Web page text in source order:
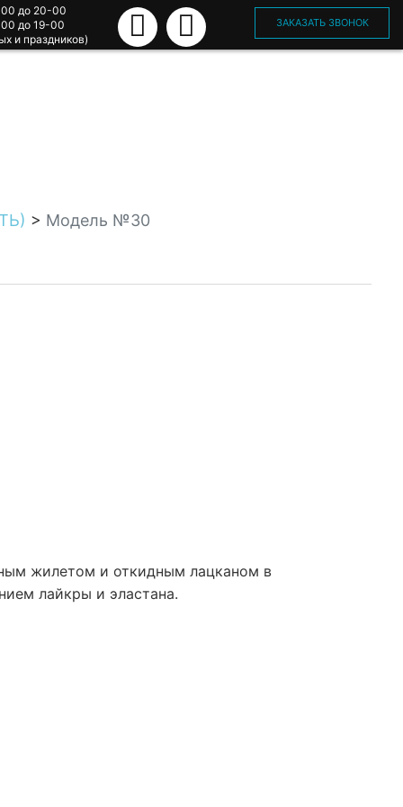
до 20-00
до 19-00
и праздников)
ЗАКАЗАТЬ ЗВОНОК
> Модель №30
жилетом и откидным лацканом в
лайкры и эластана.